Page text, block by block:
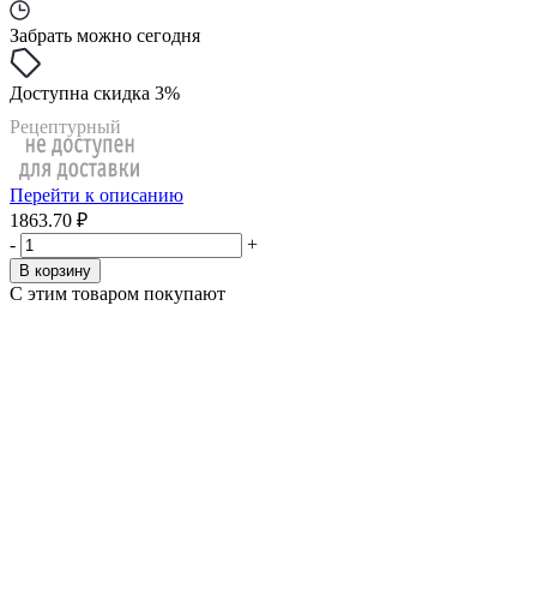
Забрать можно сегодня
Доступна скидка 3%
Рецептурный
Перейти к описанию
1863.70 ₽
-
+
В корзину
С этим товаром покупают